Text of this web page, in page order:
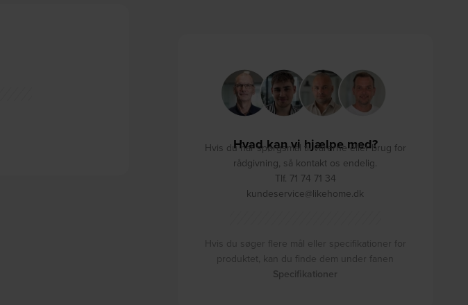
Hvad kan vi hjælpe med?
Hvis du har spørgsmål til varerne eller brug for
rådgivning, så kontakt os endelig.
Tlf. 71 74 71 34
kundeservice@likehome.dk
Hvis du søger flere mål eller specifikationer for
produktet, kan du finde dem under fanen
Specifikationer